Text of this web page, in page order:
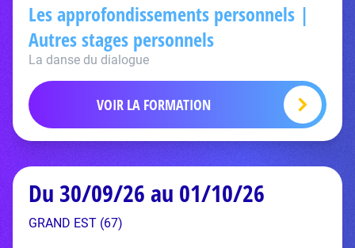
Les approfondissements personnels |
Autres stages personnels
La danse du dialogue
VOIR LA FORMATION
Du 30/09/26 au 01/10/26
GRAND EST (67)